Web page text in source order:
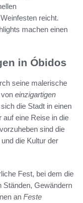
reicht.
machen einen
in Óbidos
seine malerische
einzigartigen
die Stadt in einen
auf eine Reise in die
sind die
die Kultur der
Fest, bei dem die
Ständen, Gewändern
an Feste